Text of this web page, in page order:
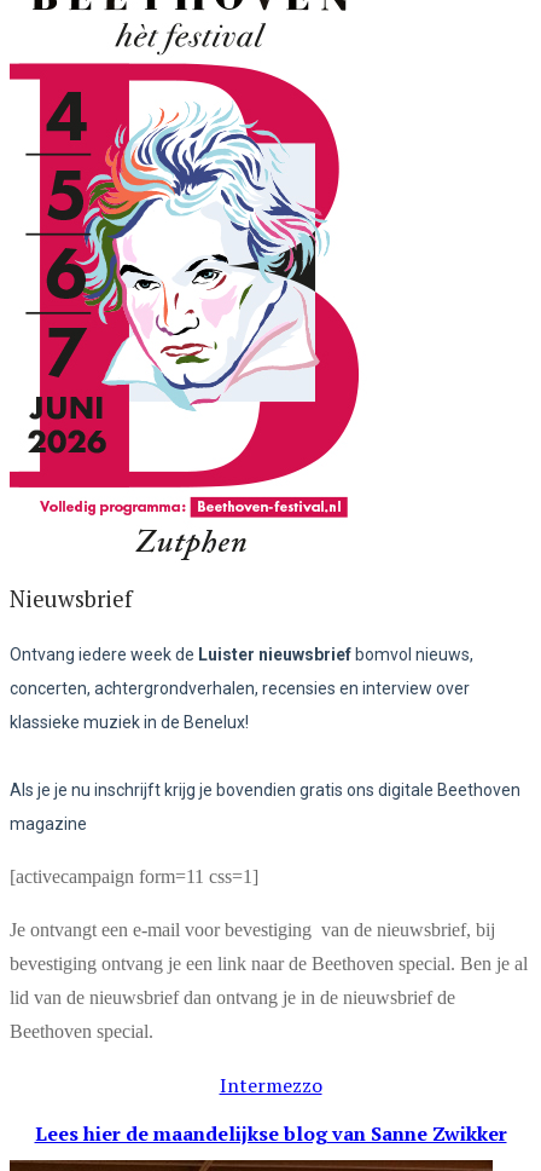
Nieuwsbrief
Ontvang iedere week de Luister nieuwsbrief bomvol nieuws,
concerten, achtergrondverhalen, recensies en interview over
klassieke muziek in de Benelux!
Als je je nu inschrijft krijg je bovendien gratis ons digitale Beethoven
magazine
[activecampaign form=11 css=1]
Je ontvangt een e-mail voor bevestiging van de nieuwsbrief, bij
bevestiging ontvang je een link naar de Beethoven special. Ben je al
lid van de nieuwsbrief dan ontvang je in de nieuwsbrief de
Beethoven special.
Intermezzo
Lees hier de maandelijkse blogvan Sanne Zwikker